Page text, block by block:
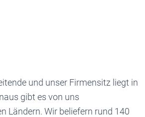
und unser Firmensitz liegt in
gibt es von uns
Ländern. Wir beliefern rund 140